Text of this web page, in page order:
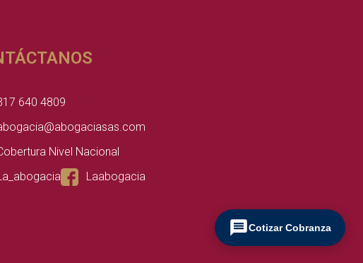
640 4809
Nivel Nacional
Laabogacia
Cotizar Cobranza